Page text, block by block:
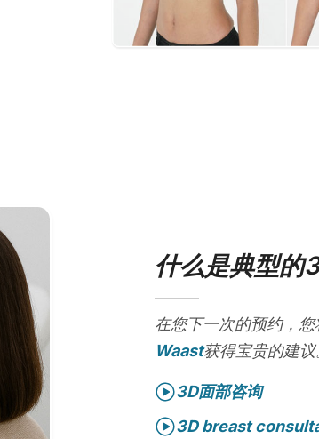
什么是典型的
在您下一次的预约，
Waast获得宝贵的建议
3D面部咨询
3D breast